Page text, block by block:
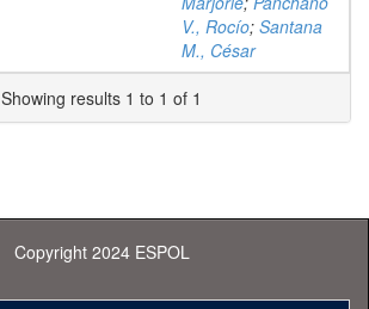
V., Rocío; Santana
M., César
Showing results 1 to 1 of 1
Copyright 2024 ESPOL